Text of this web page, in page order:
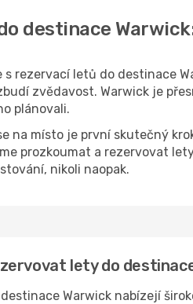
destinace
s rezervací letů do destinace
zvědavost. Warwick je
plánovali.
na místo je první skutečný
prozkoumat a rezervovat
nikoli naopak.
lety do
Warwick nabízejí